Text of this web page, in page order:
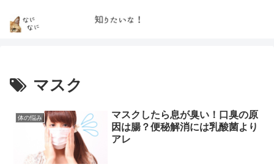
マスク
体の悩み
マスクしたら息が臭い！口臭の原
因は腸？便秘解消には乳酸菌より
アレ